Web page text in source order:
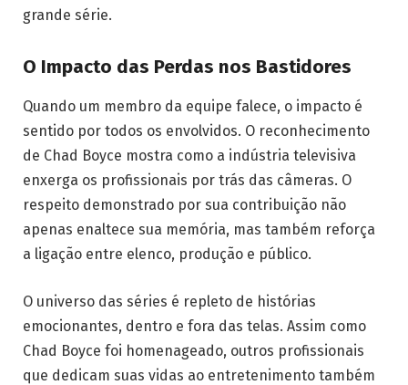
grande série.
O Impacto das Perdas nos Bastidores
Quando um membro da equipe falece, o impacto é
sentido por todos os envolvidos. O reconhecimento
de Chad Boyce mostra como a indústria televisiva
enxerga os profissionais por trás das câmeras. O
respeito demonstrado por sua contribuição não
apenas enaltece sua memória, mas também reforça
a ligação entre elenco, produção e público.
O universo das séries é repleto de histórias
emocionantes, dentro e fora das telas. Assim como
Chad Boyce foi homenageado, outros profissionais
que dedicam suas vidas ao entretenimento também